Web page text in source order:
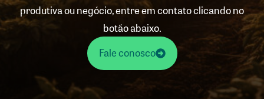
produtiva ou negócio, entre em contato clicando no
botão abaixo.
Fale conosco